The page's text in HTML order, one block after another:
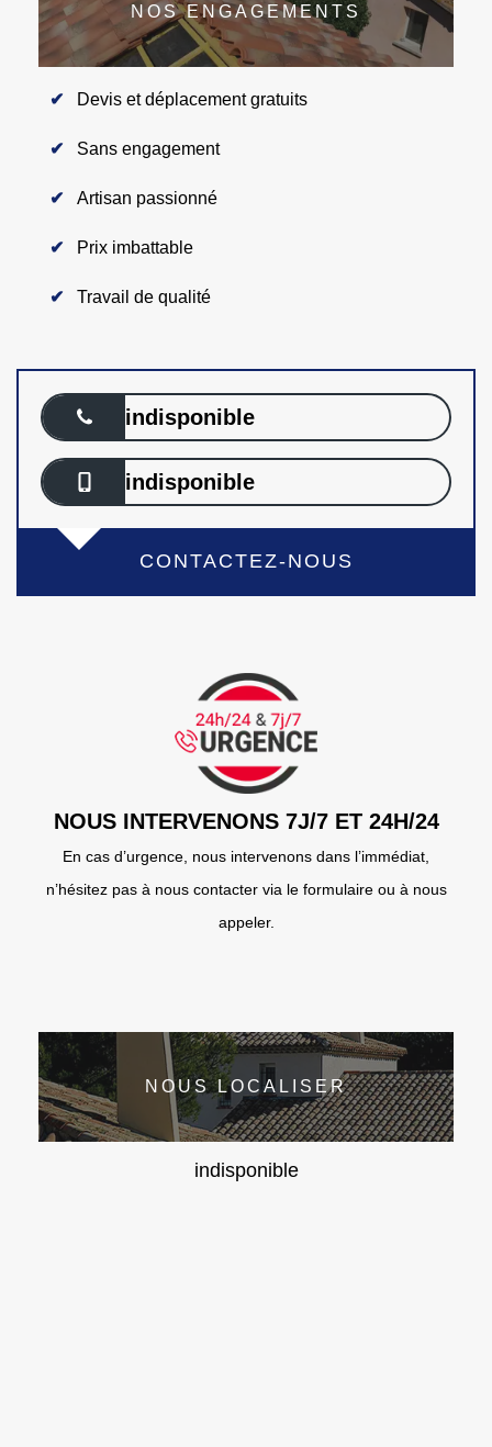
NOS ENGAGEMENTS
Devis et déplacement gratuits
Sans engagement
Artisan passionné
Prix imbattable
Travail de qualité
indisponible
indisponible
CONTACTEZ-NOUS
NOUS INTERVENONS 7J/7 ET 24H/24
En cas d’urgence, nous intervenons dans l’immédiat,
n’hésitez pas à nous contacter via le formulaire ou à nous
appeler.
NOUS LOCALISER
indisponible